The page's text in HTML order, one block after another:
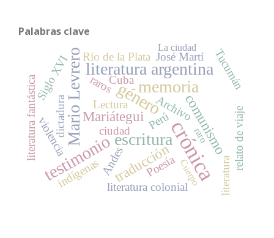
Palabras clave
crónica
género
Mario Levrero escritura
testimonio
memoria
literatura argentina
comunismo
Mariátegui
traducción
Andes
Siglo XVI
Poesía
Río de la Plata
violencia relato de viaje
literatura fantástica Lectura
dictadura
Tucumán
raros
indígenas literatura colonial
Archivo
Cuba
literatura
José Martí
Perú
ciudad
Cuerpo
La ciudad
raro